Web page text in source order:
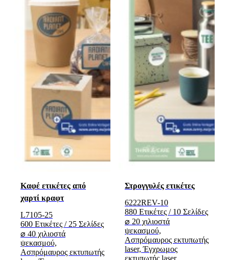
Καφέ ετικέτες από
χαρτί κραφτ
L7105-25
600 Ετικέτες / 25 Σελίδες
⌀ 40 χιλιοστά
ψεκασμού,
Ασπρόμαυρος εκτυπωτής
Στρογγυλές ετικέτες
6222REV-10
880 Ετικέτες / 10 Σελίδες
⌀ 20 χιλιοστά
ψεκασμού,
Ασπρόμαυρος εκτυπωτής
laser, Έγχρωμος
εκτυπωτής laser